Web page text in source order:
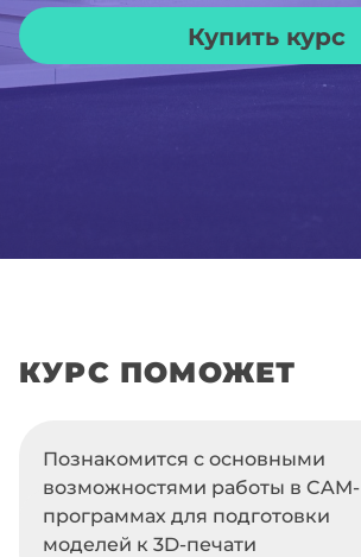
Купить курс
КУРС ПОМОЖЕТ
Познакомится с основными
возможностями работы в CAM-
программах для подготовки
моделей к 3D-печати